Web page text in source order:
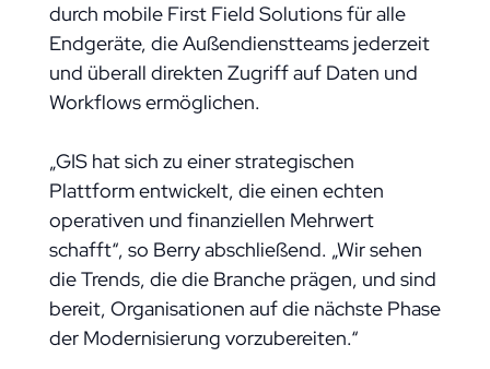
durch mobile First Field Solutions für alle
Endgeräte, die Außendienstteams jederzeit
und überall direkten Zugriff auf Daten und
Workflows ermöglichen.
„GIS hat sich zu einer strategischen
Plattform entwickelt, die einen echten
operativen und finanziellen Mehrwert
schafft“, so Berry abschließend. „Wir sehen
die Trends, die die Branche prägen, und sind
bereit, Organisationen auf die nächste Phase
der Modernisierung vorzubereiten.“